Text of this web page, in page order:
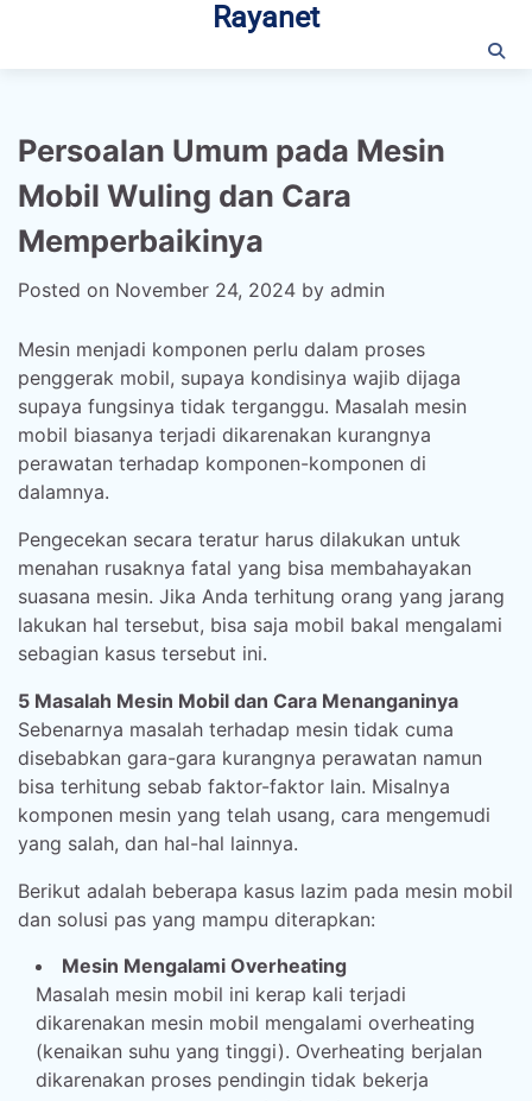
content
Rayanet
Persoalan Umum pada Mesin
Mobil Wuling dan Cara
Memperbaikinya
Posted on November 24, 2024 by admin
Mesin menjadi komponen perlu dalam proses
penggerak mobil, supaya kondisinya wajib dijaga
supaya fungsinya tidak terganggu. Masalah mesin
mobil biasanya terjadi dikarenakan kurangnya
perawatan terhadap komponen-komponen di
dalamnya.
Pengecekan secara teratur harus dilakukan untuk
menahan rusaknya fatal yang bisa membahayakan
suasana mesin. Jika Anda terhitung orang yang jarang
lakukan hal tersebut, bisa saja mobil bakal mengalami
sebagian kasus tersebut ini.
5 Masalah Mesin Mobil dan Cara Menanganinya
Sebenarnya masalah terhadap mesin tidak cuma
disebabkan gara-gara kurangnya perawatan namun
bisa terhitung sebab faktor-faktor lain. Misalnya
komponen mesin yang telah usang, cara mengemudi
yang salah, dan hal-hal lainnya.
Berikut adalah beberapa kasus lazim pada mesin mobil
dan solusi pas yang mampu diterapkan:
Mesin Mengalami Overheating
Masalah mesin mobil ini kerap kali terjadi
dikarenakan mesin mobil mengalami overheating
(kenaikan suhu yang tinggi). Overheating berjalan
dikarenakan proses pendingin tidak bekerja